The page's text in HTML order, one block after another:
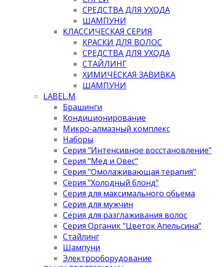
СРЕДСТВА ДЛЯ УХОДА
ШАМПУНИ
КЛАССИЧЕСКАЯ СЕРИЯ
КРАСКИ ДЛЯ ВОЛОС
СРЕДСТВА ДЛЯ УХОДА
СТАЙЛИНГ
ХИМИЧЕСКАЯ ЗАВИВКА
ШАМПУНИ
LABEL.M
Брашинги
Кондиционирование
Микро-алмазный комплекс
Наборы
Серия "Интенсивное восстановление"
Серия "Мед и Овес"
Серия "Омолаживающая терапия"
Серия "Холодный блонд"
Серия для максимального обьема
Серия для мужчин
Серия для разглаживания волос
Серия Органик "Цветок Апельсина"
Стайлинг
Шампуни
Электрооборудование